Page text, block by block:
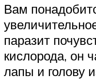
Вам
паразит
кислорода, он
лапы и голову